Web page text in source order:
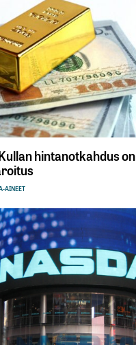
hintanotkahdus on
AINEET